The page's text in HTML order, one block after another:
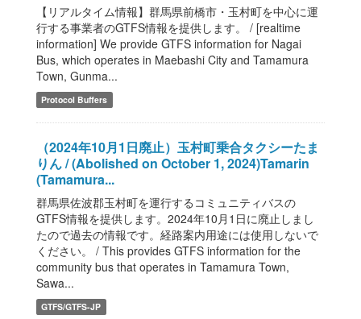
【リアルタイム情報】群馬県前橋市・玉村町を中心に運
行する事業者のGTFS情報を提供します。 / [realtime
information] We provide GTFS information for Nagai
Bus, which operates in Maebashi City and Tamamura
Town, Gunma...
Protocol Buffers
（2024年10月1日廃止）玉村町乗合タクシーたま
りん / (Abolished on October 1, 2024)Tamarin
(Tamamura...
群馬県佐波郡玉村町を運行するコミュニティバスの
GTFS情報を提供します。2024年10月1日に廃止しまし
たので過去の情報です。経路案内用途には使用しないで
ください。 / This provides GTFS information for the
community bus that operates in Tamamura Town,
Sawa...
GTFS/GTFS-JP